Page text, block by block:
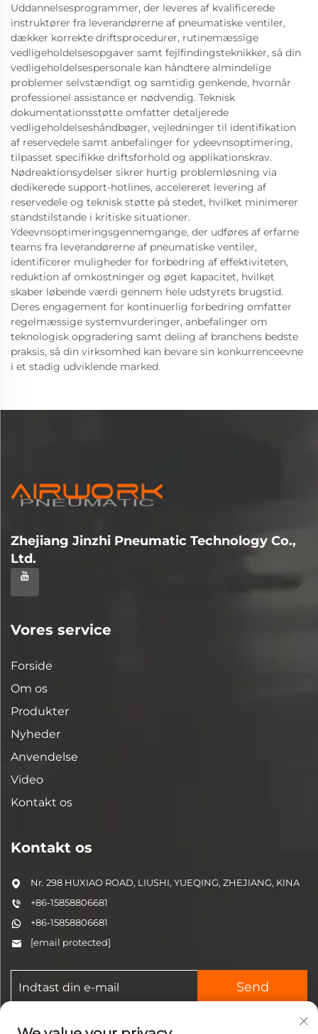
Uddannelsesprogrammer, der leveres af kvalificerede
instruktører fra leverandørerne af pneumatiske ventiler,
dækker korrekte driftsprocedurer, rutinemæssige
vedligeholdelsesopgaver samt fejlfindingsteknikker, så din
vedligeholdelsespersonale kan håndtere almindelige
problemer selvstændigt og samtidig genkende, hvornår
professionel assistance er nødvendig. Teknisk
dokumentationsstøtte omfatter detaljerede
vedligeholdelseshåndbøger, vejledninger til identifikation
af reservedele samt anbefalinger for ydeevnsoptimering,
tilpasset specifikke driftsforhold og applikationskrav.
Nødreaktionsydelser sikrer hurtig problemløsning via
dedikerede support-hotlines, accelereret levering af
reservedele og teknisk støtte på stedet, hvilket minimerer
standstilstande i kritiske situationer.
Ydeevnsoptimeringsgennemgange, der udføres af erfarne
teams fra leverandørerne af pneumatiske ventiler,
identificerer muligheder for forbedring af effektiviteten,
reduktion af omkostninger og øget kapacitet, hvilket
skaber løbende værdi gennem hele udstyrets brugstid.
Deres engagement for kontinuerlig forbedring omfatter
regelmæssige systemvurderinger, anbefalinger om
teknologisk opgradering samt deling af branchens bedste
praksis, så din virksomhed kan bevare sin konkurrenceevne
i et stadig udviklende marked.
Zhejiang Jinzhi Pneumatic Technology Co.,
Ltd.
Vores service
Forside
Om os
Produkter
Nyheder
Anvendelse
Video
Kontakt os
Kontakt os
Nr. 298 HUXIAO ROAD, LIUSHI, YUEQING, ZHEJIANG, KINA
+86-15858806681
+86-15858806681
[email protected]
Send